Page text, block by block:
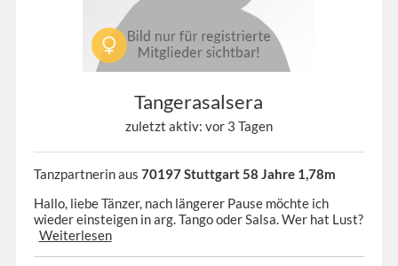
Tangerasalsera
zuletzt aktiv: vor 3 Tagen
Tanzpartnerin aus 70197 Stuttgart 58 Jahre 1,78m
Hallo, liebe Tänzer, nach längerer Pause möchte ich
wieder einsteigen in arg. Tango oder Salsa. Wer hat Lust?
Weiterlesen